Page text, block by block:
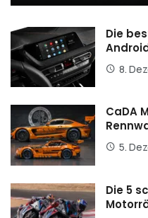
Die
8.
CaDA
5.
Die 5